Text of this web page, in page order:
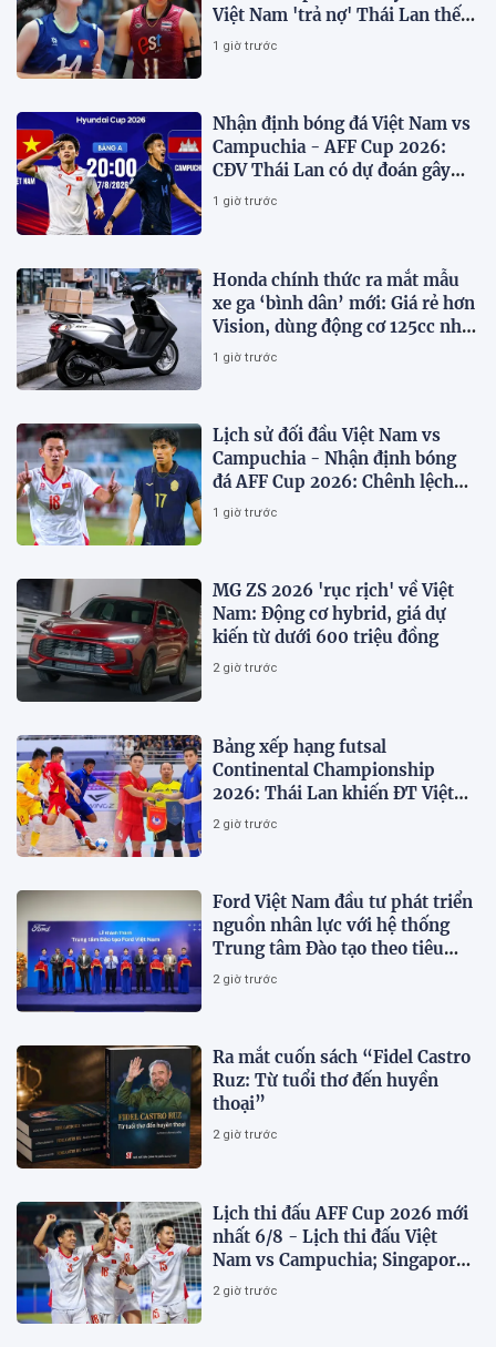
Việt Nam 'trả nợ' Thái Lan thế
nào?
1 giờ trước
Nhận định bóng đá Việt Nam vs
Campuchia - AFF Cup 2026:
CĐV Thái Lan có dự đoán gây
sốt
1 giờ trước
Honda chính thức ra mắt mẫu
xe ga ‘bình dân’ mới: Giá rẻ hơn
Vision, dùng động cơ 125cc như
SH Mode
1 giờ trước
Lịch sử đối đầu Việt Nam vs
Campuchia - Nhận định bóng
đá AFF Cup 2026: Chênh lệch
đẳng cấp
1 giờ trước
MG ZS 2026 'rục rịch' về Việt
Nam: Động cơ hybrid, giá dự
kiến từ dưới 600 triệu đồng
2 giờ trước
Bảng xếp hạng futsal
Continental Championship
2026: Thái Lan khiến ĐT Việt
Nam 'vỡ mộng' vô địch
2 giờ trước
Ford Việt Nam đầu tư phát triển
nguồn nhân lực với hệ thống
Trung tâm Đào tạo theo tiêu
chuẩn toàn cầu
2 giờ trước
Ra mắt cuốn sách “Fidel Castro
Ruz: Từ tuổi thơ đến huyền
thoại”
2 giờ trước
Lịch thi đấu AFF Cup 2026 mới
nhất 6/8 - Lịch thi đấu Việt
Nam vs Campuchia; Singapore
vs Indonesia
2 giờ trước